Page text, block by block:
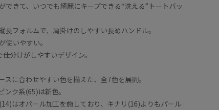
できて、いつでも綺麗にキープできる“洗える”トートバッ
長フォルムで、肩掛けのしやすい長めハンドル。
使いやすい。
分けがしやすいデザイン。
スに合わせやすい色を揃えた、全7色を展開。
ンク系(65)は新色。
はオパール加工を施しており、キナリ(16)よりもパール